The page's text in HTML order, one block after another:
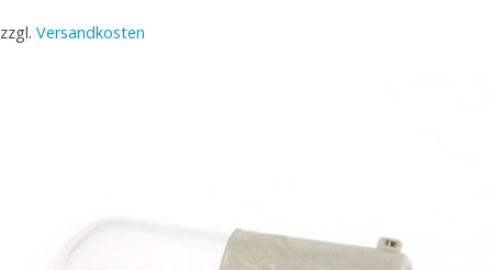
zzgl. Versandkosten